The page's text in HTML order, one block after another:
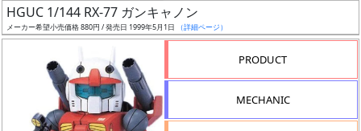
り
HGUC 1/144 RX-77 ガンキャノン
メーカー希望小売価格 880円 / 発売日 1999年5月1日 （詳細ページ）
PRODUCT
MECHANIC